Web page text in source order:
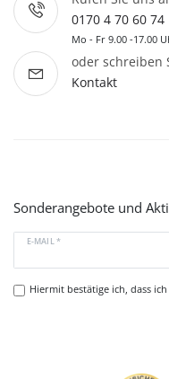
0170 4 70 60 74
Mo - Fr 9.00 -17.00
oder schreiben
Kontakt
Sonderangebote und
E-MAIL *
Hiermit bestätige ich, dass